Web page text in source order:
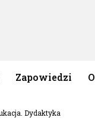
Zapowiedzi
Dydaktyka